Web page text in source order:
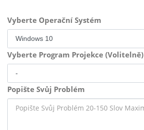
Vyberte Operační Systém
Vyberte Program Projekce (Volitelně)
Popište Svůj Problém